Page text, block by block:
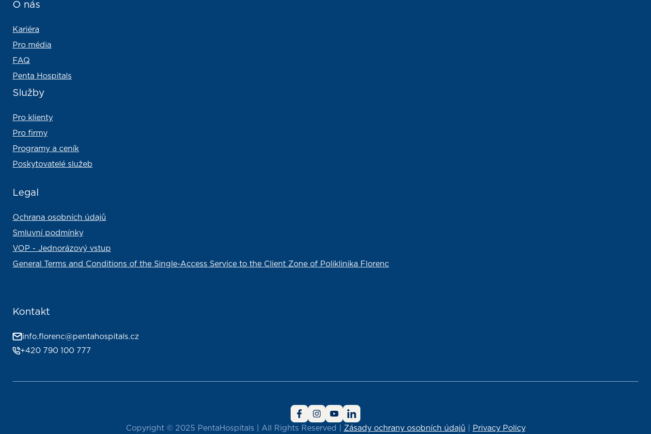
V případě, že vás lékař odešle na další vyšetření a nestihnete odjet včas, je potřeba situaci řešit individuálně na recepci.
O nás
Kariéra
Pro média
FAQ
Penta Hospitals
Služby
Pro klienty
Pro firmy
Programy a ceník
Poskytovatelé služeb
Legal
Ochrana osobních údajů
Smluvní podmínky
VOP - Jednorázový vstup
General Terms and Conditions of the Single-Access Service to the Client Zone of Poliklinika Florenc
Kontakt
info.florenc@pentahospitals.cz
+420 790 100 777
Copyright © 2025 PentaHospitals | All Rights Reserved | Zásady ochrany osobních údajů Privacy Policy